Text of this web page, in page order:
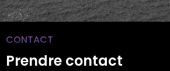
CONTACT
Prendre contact